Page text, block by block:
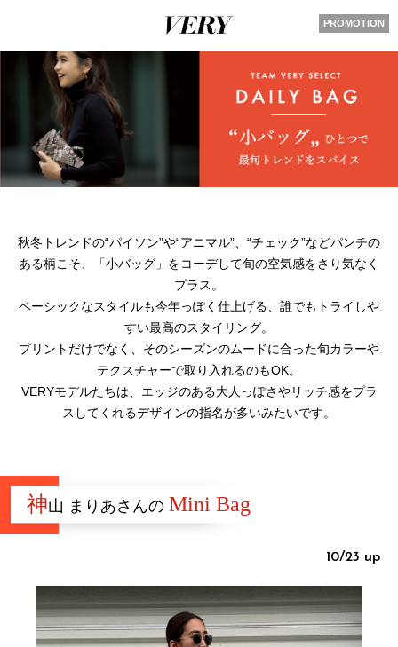
PROMOTION
秋冬トレンドの“パイソン”や“アニマル”、“チェック”などパンチの
ある柄こそ、
「小バッグ」をコーデして旬の空気感をさり気なく
プラス。
ベーシックなスタイルも今年っぽく仕上げる、誰でもトライしや
すい最高のスタイリング。
プリントだけでなく、そのシーズンのムードに合った旬カラーや
テクスチャーで取り入れるのもOK。
VERYモデルたちは、エッジのある大人っぽさやリッチ感をプラ
スしてくれるデザインの指名が多いみたいです。
神山 まりあさんの Mini Bag
10/23 up